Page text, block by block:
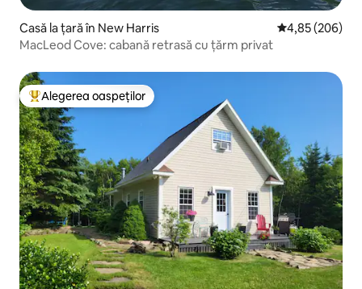
Casă la țară în New Harris Scor mediu de
4,85 (206)
MacLeod Cove: cabană retrasă cu țărm privat
Locuință din topul categoriei Alegerea oaspeților
Alegerea oaspeților